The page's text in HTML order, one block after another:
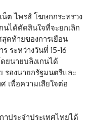
น็ต ไพรส์ โฆษกกระทรวง
นได้ตัดสินใจที่จะยกเลิก
สุดท้ายของการเยือน
ระหว่างวันที่ 15-16
ยนายบลิงเกนได้
องนายกรัฐมนตรีและ
เพื่อความเสียใจต่อ
ประจำประเทศไทยได้